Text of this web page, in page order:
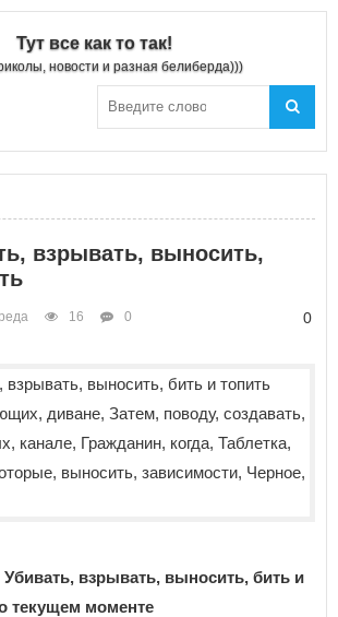
Тут все как то так!
новости и разная белиберда)))
взрывать, выносить,
16 0 0
взрывать, выносить, бить и
текущем моменте